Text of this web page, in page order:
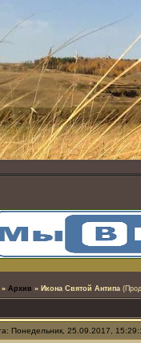
» Архив » Икона Святой Антипа
Понедельник, 25.09.2017,